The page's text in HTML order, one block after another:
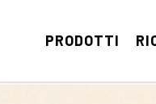
PRODOTTI